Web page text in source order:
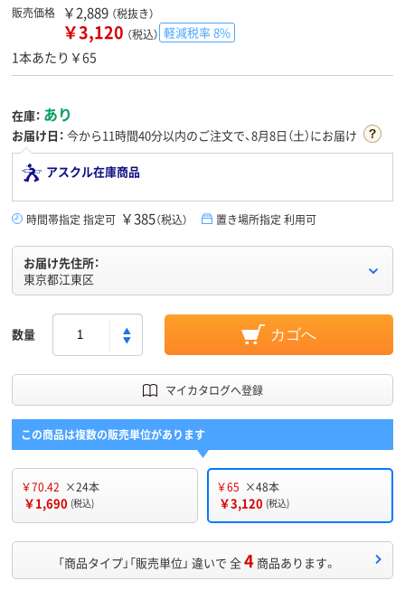
販売価格 ￥2,889 （税抜き）
￥3,120 （税込） 軽減税率 8%
1本あたり￥65
在庫： あり
お届け日： 今から11時間40分以内のご注文で、8月8日（土）にお届け
アスクル在庫商品
時間帯指定 指定可 ￥385（税込） 置き場所指定 利用可
お届け先住所：
東京都江東区
数量 カゴへ
マイカタログへ登録
この商品は複数の販売単位があります
￥70.42 ×24本
￥1,690 (税込)
￥65 ×48本
￥3,120 (税込)
「商品タイプ」「販売単位」 違いで 全4 商品あります。